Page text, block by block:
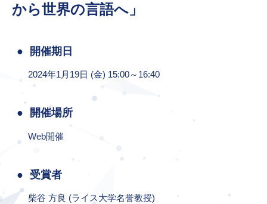
から世界の言語へ」
開催期日
2024年1月19日 (金) 15:00～16:40
開催場所
Web開催
受賞者
柴谷 方良 (ライス大学名誉教授)